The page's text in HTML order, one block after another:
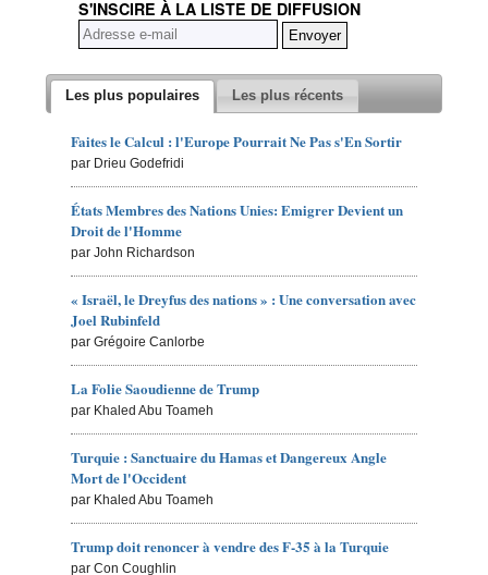
S'INSCIRE À LA LISTE DE DIFFUSION
Les plus populaires Les plus récents
Faites le Calcul : l'Europe Pourrait Ne Pas s'En Sortir
par Drieu Godefridi
États Membres des Nations Unies: Emigrer Devient un
Droit de l'Homme
par John Richardson
« Israël, le Dreyfus des nations » : Une conversation avec
Joel Rubinfeld
par Grégoire Canlorbe
La Folie Saoudienne de Trump
par Khaled Abu Toameh
Turquie : Sanctuaire du Hamas et Dangereux Angle
Mort de l'Occident
par Khaled Abu Toameh
Trump doit renoncer à vendre des F-35 à la Turquie
par Con Coughlin